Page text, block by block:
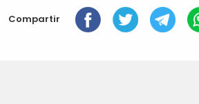
Compartir